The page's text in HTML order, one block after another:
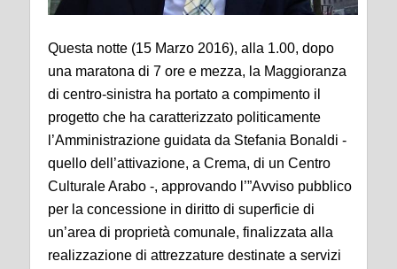
Questa notte (15 Marzo 2016), alla 1.00, dopo
una maratona di 7 ore e mezza, la Maggioranza
di centro-sinistra ha portato a compimento il
progetto che ha caratterizzato politicamente
l’Amministrazione guidata da Stefania Bonaldi -
quello dell’attivazione, a Crema, di un Centro
Culturale Arabo -, approvando l’”Avviso pubblico
per la concessione in diritto di superficie di
un’area di proprietà comunale, finalizzata alla
realizzazione di attrezzature destinate a servizi